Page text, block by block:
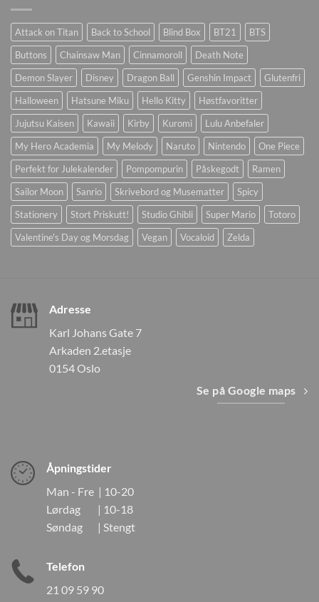
Attack on Titan Back to School Blind Box BT21
BTS
Buttons
Chainsaw Man Cinnamoroll
Death Note
Demon Slayer
Disney Dragon Ball Genshin Impact
Glutenfri
Halloween
Hatsune Miku Hello Kitty
Høstfavoritter
Jujutsu Kaisen
Kawaii Kirby Kuromi
Lulu Anbefaler
My Hero Academia
My Melody Naruto Nintendo
One Piece
Perfekt for Julekalender
Pompompurin Påskegodt
Ramen
Sailor Moon
Sanrio Skrivebord og Musematter
Spicy
Stationery
Stort Priskutt! Studio Ghibli Super Mario
Totoro
Valentine's Day og Morsdag
Vegan Vocaloid Zelda
Adresse
Karl Johans Gate 7
Arkaden 2.etasje
0154 Oslo
Se på Google maps
Åpningstider
Man - Fre | 10-20
Lørdag | 10-18
Søndag | Stengt
Telefon
21 09 59 90